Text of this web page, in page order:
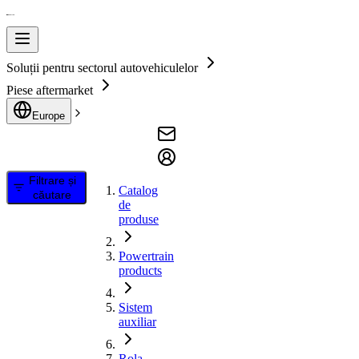
Soluții pentru sectorul autovehiculelor
Piese aftermarket
Europe
Filtrare și
căutare
Catalog
de
produse
Powertrain
products
Sistem
auxiliar